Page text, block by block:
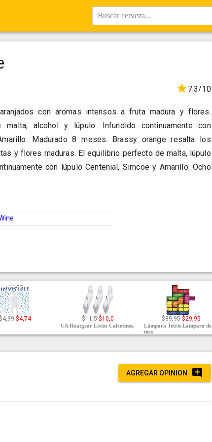
Buscar cerveza...
7.3/10
con aromas intensos a fruta madura y flores.
malta, alcohol y lúpulo. Infundido continuamente con
Madurado 8 meses. Brassy orange resalta los
y flores maduras. El equilibrio perfecto de malta, lúpulo
con lúpulo Centenial, Simcoe y Amarillo. Ocho
$4,74 $11,5 $10,0
UA Heatgear Locut Calcetines,
$39,95 $29,95
Lámpara Tetris Lámpara de
mes
AGREGAR OPINION